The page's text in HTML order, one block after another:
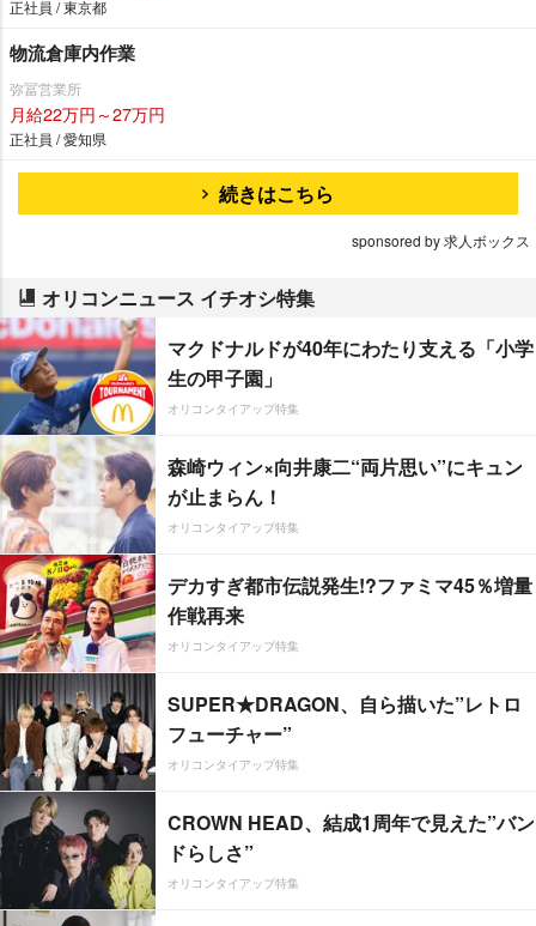
正社員 / 東京都
物流倉庫内作業
弥冨営業所
月給22万円～27万円
正社員 / 愛知県
続きはこちら
sponsored by 求人ボックス
オリコンニュース イチオシ特集
マクドナルドが40年にわたり支える「小学
生の甲子園」
オリコンタイアップ特集
森崎ウィン×向井康二“両片思い”にキュン
が止まらん！
オリコンタイアップ特集
デカすぎ都市伝説発生!?ファミマ45％増量
作戦再来
オリコンタイアップ特集
SUPER★DRAGON、自ら描いた”レトロ
フューチャー”
オリコンタイアップ特集
CROWN HEAD、結成1周年で見えた”バン
ドらしさ”
オリコンタイアップ特集